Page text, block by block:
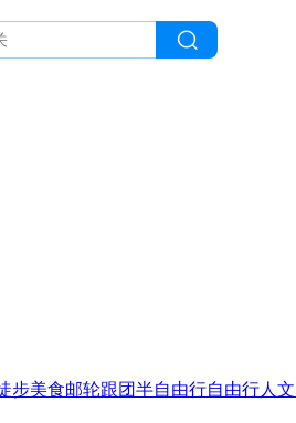
步美食邮轮跟团半自由行自由行人文